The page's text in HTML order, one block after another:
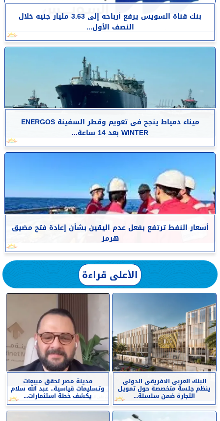
بنك قناة السويس يرفع أرباحه إلى 3.63 مليار جنيه خلال
النصف الأول...
​ميناء دمياط ينجح فى تعويم وقطر السفينة ENERGOS
WINTER بعد 14 ساعة...
أسعار النفط ترتفع بفعل عدم اليقين بشأن إعادة فتح مضيق
هرمز
الأعلى قراءة
البنك العربى الافريقى الدولى
ينظم جلسة متخصصة حول تمويل
التجارة ضمن سلسلة...
مدينة مصر تحقق مبيعات
وتسليمات قياسية.. عبد الله سلام
يكشف خطة استثمارات...